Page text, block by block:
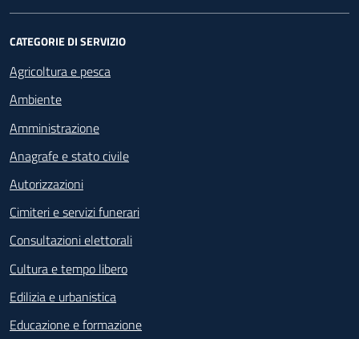
CATEGORIE DI SERVIZIO
Agricoltura e pesca
Ambiente
Amministrazione
Anagrafe e stato civile
Autorizzazioni
Cimiteri e servizi funerari
Consultazioni elettorali
Cultura e tempo libero
Edilizia e urbanistica
Educazione e formazione